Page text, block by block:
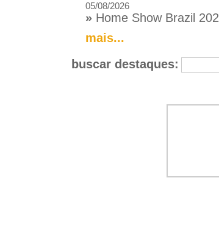
05/08/2026
» Home Show Brazil
mais...
buscar destaques: